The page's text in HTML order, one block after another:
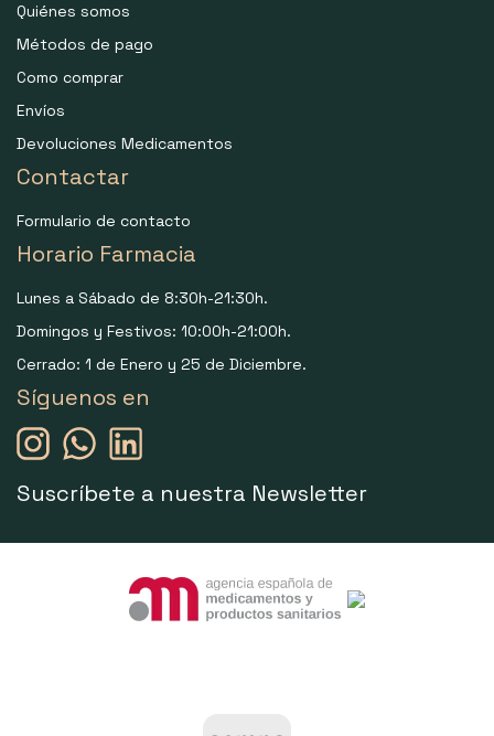
Quiénes somos
Métodos de pago
Como comprar
Envíos
Devoluciones Medicamentos
Contactar
Formulario de contacto
Horario Farmacia
Lunes a Sábado de 8:30h-21:30h.
Domingos y Festivos: 10:00h-21:00h.
Cerrado: 1 de Enero y 25 de Diciembre.
Síguenos en
Suscríbete a nuestra Newsletter